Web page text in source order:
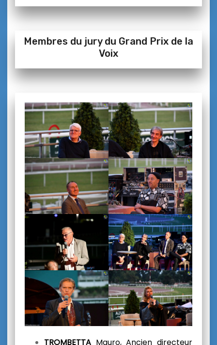
Membres du jury du Grand Prix de la
Voix
TROMBETTA Mauro, Ancien directeur